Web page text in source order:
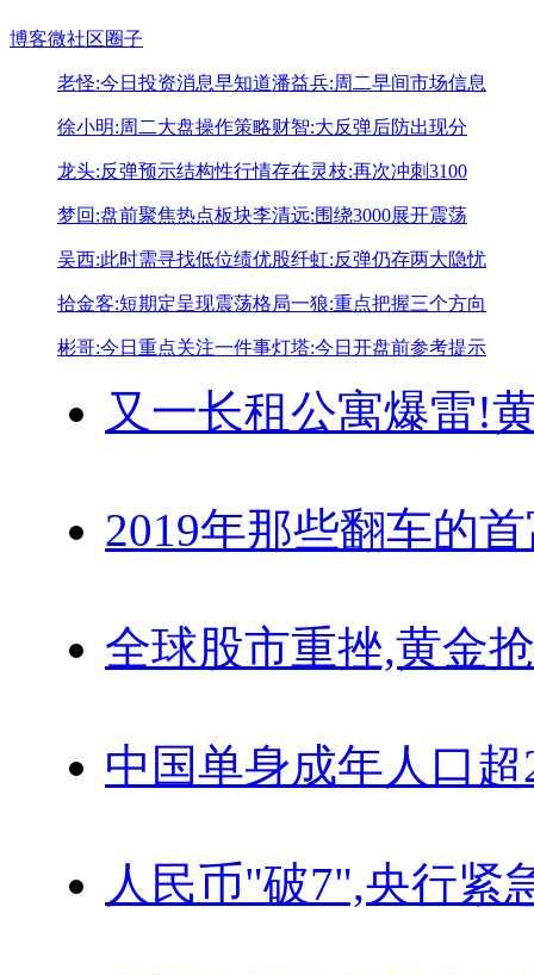
博客微社区圈子
老怪:今日投资消息早知道潘益兵:周二早间市场信息
徐小明:周二大盘操作策略财智:大反弹后防出现分
龙头:反弹预示结构性行情存在灵枝:再次冲刺3100
梦回:盘前聚焦热点板块李清远:围绕3000展开震荡
吴西:此时需寻找低位绩优股纤虹:反弹仍存两大隐忧
拾金客:短期定呈现震荡格局一狼:重点把握三个方向
彬哥:今日重点关注一件事灯塔:今日开盘前参考提示
又一长租公寓爆雷!
2019年那些翻车的
全球股市重挫,黄金
中国单身成年人口超
人民币"破7",央行紧